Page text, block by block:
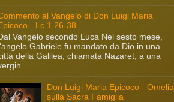
al Vangelo di Don Luigi Maria
- Lc 1,26-38
Vangelo secondo Luca Nel sesto mese,
l'angelo Gabriele fu mandato da Dio in una
della Galilea, chiamata Nazaret, a una
Don Luigi Maria Epicoco - Omelia
sulla Sacra Famiglia